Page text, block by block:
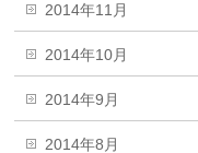
2014年11月
2014年10月
2014年9月
2014年8月